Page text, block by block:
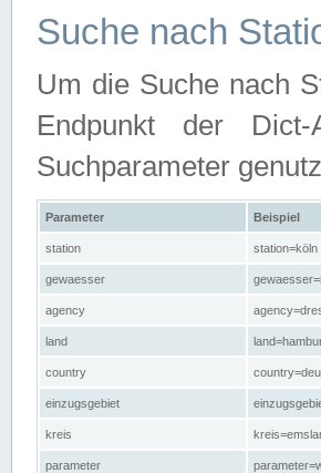
Suche nach
Um die Suche nach
Endpunkt der
Suchparameter
Parameter Beispiel
station station=köln
gewaesser
agency
land
country
einzugsgebiet
kreis
parameter